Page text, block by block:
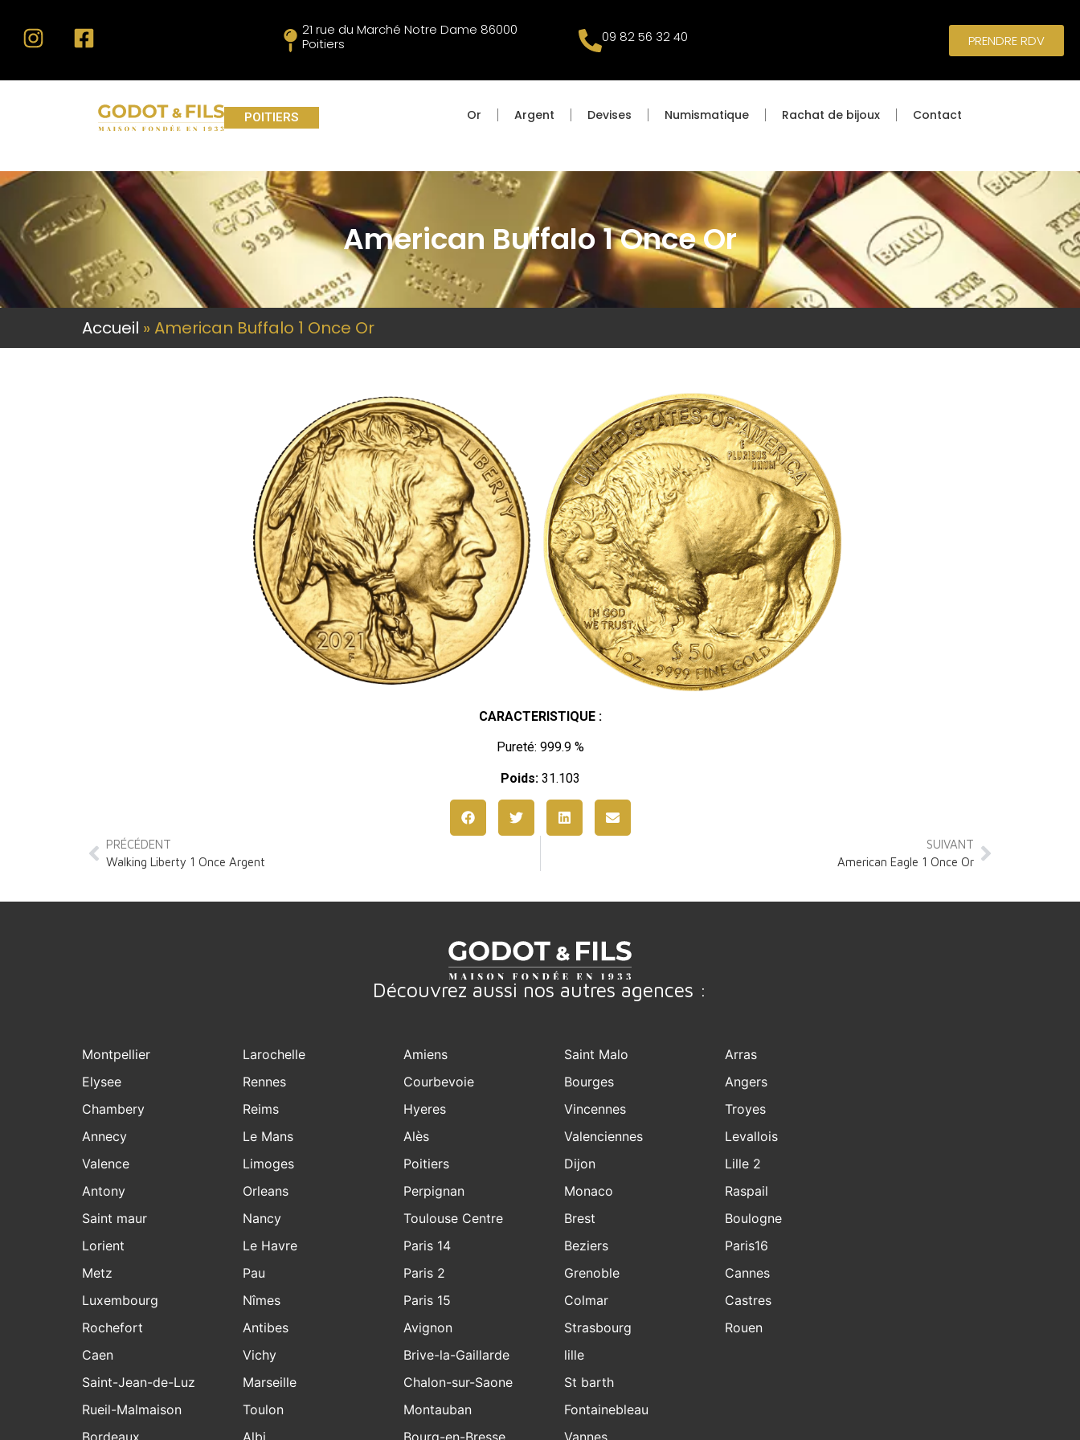
21 rue du Marché Notre Dame 86000
Poitiers
09 82 56 32 40 PRENDRE RDV
POITIERS Or Argent Devises Numismatique Rachat de bijoux Contact
American Buffalo 1 Once Or
Accueil »American Buffalo 1 Once Or
CARACTERISTIQUE :
Pureté: 999.9 %
Poids:31.103
PRÉCÉDENT
Walking Liberty 1 Once Argent
SUIVANT
American Eagle 1 Once Or
Découvrez aussi nos autres agences :
Montpellier
Elysee
Chambery
Annecy
Valence
Antony
Saint maur
Lorient
Metz
Luxembourg
Rochefort
Larochelle
Rennes
Reims
Le Mans
Limoges
Orleans
Nancy
Le Havre
Pau
Nîmes
Antibes
Amiens
Courbevoie
Hyeres
Alès
Poitiers
Perpignan
Toulouse Centre
Paris 14
Paris 2
Paris 15
Avignon
Saint Malo
Bourges
Vincennes
Valenciennes
Dijon
Monaco
Brest
Beziers
Grenoble
Colmar
Strasbourg
Arras
Angers
Troyes
Levallois
Lille 2
Raspail
Boulogne
Paris16
Cannes
Castres
Rouen
Caen
Saint-Jean-de-Luz
Rueil-Malmaison
Bordeaux
Vichy
Marseille
Toulon
Albi
Brive-la-Gaillarde
Chalon-sur-Saone
Montauban
Bourg-en-Bresse
lille
St barth
Fontainebleau
Vannes